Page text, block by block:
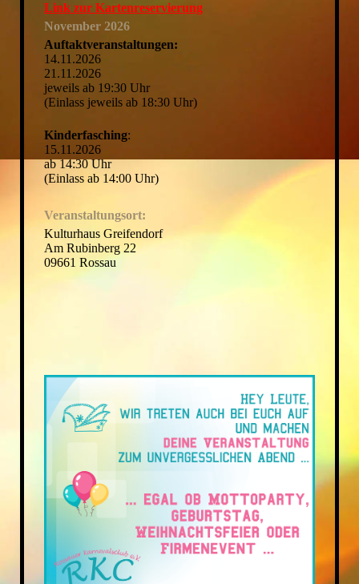
Link zur Kartenreservierung
November 2026
Auftaktveranstaltungen:
14.11.2026
21.11.2026
jeweils ab 19:30 Uhr
(Einlass jeweils ab 18:30 Uhr)
Kinderfasching:
15.11.2026
ab 14:30 Uhr
(Einlass ab 14:00 Uhr)
Veranstaltungsort:
Kulturhaus Greifendorf
Am Rubinberg 22
09661 Rossau